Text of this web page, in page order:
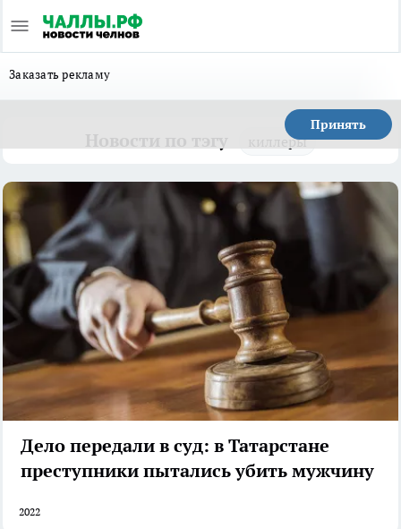
Заказать рекламу
Принять
киллеры
Дело передали в суд: в Татарстане
преступники пытались убить мужчину
2022